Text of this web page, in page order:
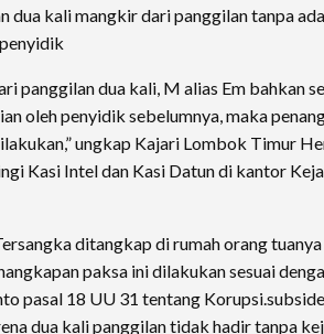
dua kali mangkir dari panggilan tanpa
panggilan dua kali, M alias Em bahkan
oleh penyidik sebelumnya, maka
ungkap Kajari Lombok Timur
Kasi Intel dan Kasi Datun di kantor
ditangkap di rumah orang
paksa ini dilakukan sesuai
pasal 18 UU 31 tentang
dua kali panggilan tidak hadir tanpa